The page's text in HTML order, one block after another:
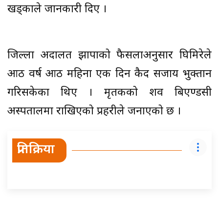
खड्काले जानकारी दिए ।
जिल्ला अदालत झापाको फैसलाअनुसार घिमिरेले
आठ वर्ष आठ महिना एक दिन कैद सजाय भुक्तान
गरिसकेका थिए । मृतकको शव बिएण्डसी
अस्पतालमा राखिएको प्रहरीले जनाएको छ ।
प्रतिक्रिया